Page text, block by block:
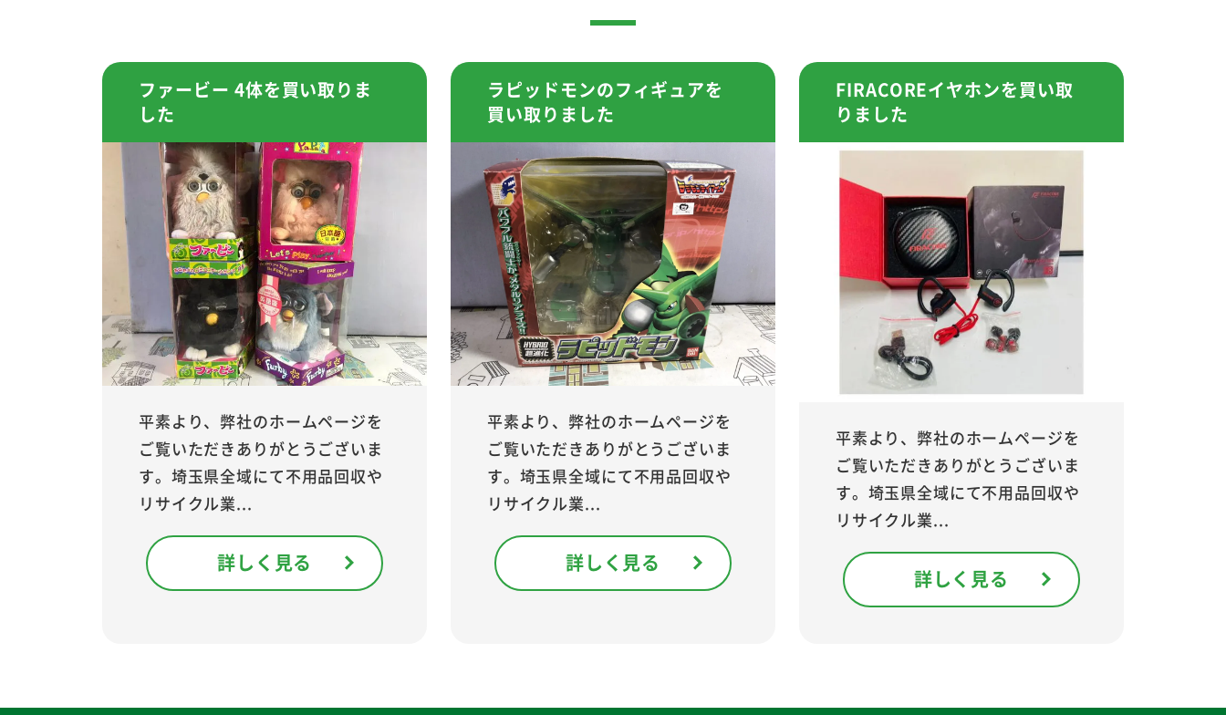
ファービー 4体を買い取りま
した
平素より、弊社のホームページを
ご覧いただきありがとうございま
す。埼玉県全域にて不用品回収や
リサイクル業...
詳しく見る
ラピッドモンのフィギュアを
買い取りました
平素より、弊社のホームページを
ご覧いただきありがとうございま
す。埼玉県全域にて不用品回収や
リサイクル業...
詳しく見る
FIRACOREイヤホンを買い取
りました
平素より、弊社のホームページを
ご覧いただきありがとうございま
す。埼玉県全域にて不用品回収や
リサイクル業...
詳しく見る